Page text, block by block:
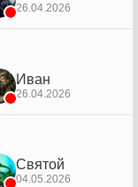
26.04.2026
Иван
26.04.2026
Святой
04.05.2026